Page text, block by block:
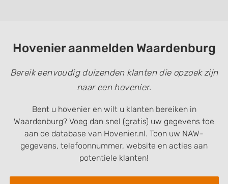
Hovenier aanmelden Waardenburg
Bereik eenvoudig duizenden klanten die opzoek zijn
naar een hovenier.
Bent u hovenier en wilt u klanten bereiken in
Waardenburg? Voeg dan snel (gratis) uw gegevens toe
aan de database van Hovenier.nl. Toon uw NAW-
gegevens, telefoonnummer, website en acties aan
potentiele klanten!